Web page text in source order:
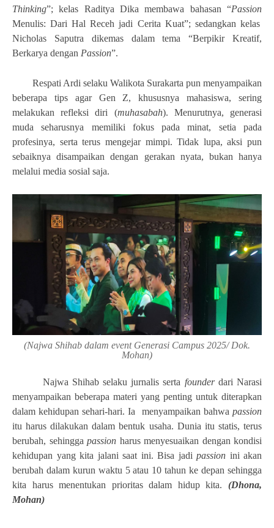
Thinking”; kelas Raditya Dika membawa bahasan “Passion
Menulis: Dari Hal Receh jadi Cerita Kuat”; sedangkan kelas
Nicholas Saputra dikemas dalam tema “Berpikir Kreatif,
Berkarya dengan Passion”.
Respati Ardi selaku Walikota Surakarta pun menyampaikan
beberapa tips agar Gen Z, khususnya mahasiswa, sering
melakukan refleksi diri (muhasabah). Menurutnya, generasi
muda seharusnya memiliki fokus pada minat, setia pada
profesinya, serta terus mengejar mimpi. Tidak lupa, aksi pun
sebaiknya disampaikan dengan gerakan nyata, bukan hanya
melalui media sosial saja.
(Najwa Shihab dalam event Generasi Campus 2025/ Dok.
Mohan)
Najwa Shihab selaku jurnalis serta founderdari Narasi
menyampaikan beberapa materi yang penting untuk diterapkan
dalam kehidupan sehari-hari. Ia menyampaikan bahwa passion
itu harus dilakukan dalam bentuk usaha. Dunia itu statis, terus
berubah, sehingga passion harus menyesuaikan dengan kondisi
kehidupan yang kita jalani saat ini. Bisa jadi passion ini akan
berubah dalam kurun waktu 5 atau 10 tahun ke depan sehingga
kita harus menentukan prioritas dalam hidup kita. (Dhona,
Mohan)